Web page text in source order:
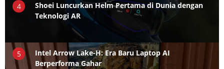
4
Shoei Luncurkan Helm Pertama di Dunia dengan
Teknologi AR
5
Intel Arrow Lake-H: Era Baru Laptop AI
Berperforma Gahar